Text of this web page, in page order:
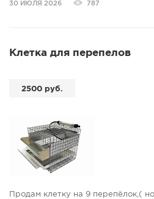
30 ИЮЛЯ 2026 787
Клетка для перепелов
2500 руб.
Продам клетку на 9 перепёлок,(